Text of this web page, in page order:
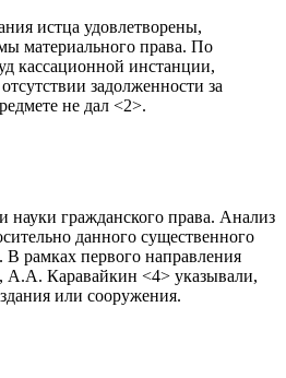
истца удовлетворены,
материального права. По
кассационной инстанции,
задолженности за
не дал <2>.
науки гражданского права. Анализ
данного существенного
В рамках первого направления
А.А. Каравайкин <4> указывали,
или сооружения.